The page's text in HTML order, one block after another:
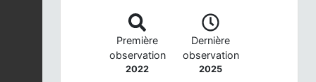
Première
observation
2022
Dernière
observation
2025